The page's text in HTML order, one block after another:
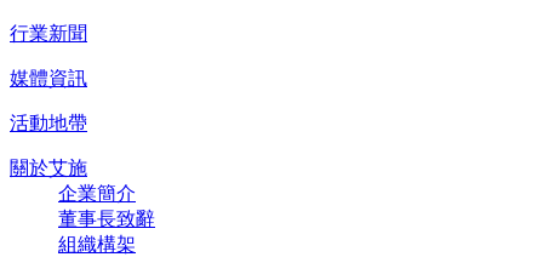
行業新聞
媒體資訊
活動地帶
關於艾施
企業簡介
董事長致辭
組織構架